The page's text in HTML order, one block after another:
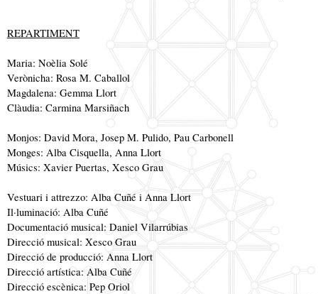
REPARTIMENT
Maria: Noèlia Solé
Verònicha: Rosa M. Caballol
Magdalena: Gemma Llort
Clàudia: Carmina Marsiñach
Monjos: David Mora, Josep M. Pulido, Pau Carbonell
Monges: Alba Cisquella, Anna Llort
Músics: Xavier Puertas, Xesco Grau
Vestuari i attrezzo: Alba Cuñé i Anna Llort
Il·luminació: Alba Cuñé
Documentació musical: Daniel Vilarrúbias
Direcció musical: Xesco Grau
Direcció de producció: Anna Llort
Direcció artística: Alba Cuñé
Direcció escènica: Pep Oriol